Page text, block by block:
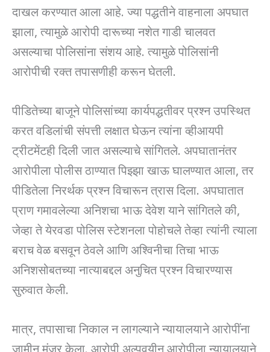
दाखल करण्यात आला आहे. ज्या पद्धतीने वाहनाला अपघात
झाला, त्यामुळे आरोपी दारूच्या नशेत गाडी चालवत
असल्याचा पोलिसांना संशय आहे. त्यामुळे पोलिसांनी
आरोपीची रक्त तपासणीही करून घेतली.
पीडितेच्या बाजूने पोलिसांच्या कार्यपद्धतीवर प्रश्न उपस्थित
करत वडिलांची संपत्ती लक्षात घेऊन त्यांना व्हीआयपी
ट्रीटमेंटही दिली जात असल्याचे सांगितले. अपघातानंतर
आरोपीला पोलीस ठाण्यात पिझ्झा खाऊ घालण्यात आला, तर
पीडितेला निरर्थक प्रश्न विचारून त्रास दिला. अपघातात
प्राण गमावलेल्या अनिशचा भाऊ देवेश याने सांगितले की,
जेव्हा ते येरवडा पोलिस स्टेशनला पोहोचले तेव्हा त्यांनी त्याला
बराच वेळ बसवून ठेवले आणि अश्विनीचा तिचा भाऊ
अनिशसोबतच्या नात्याबद्दल अनुचित प्रश्न विचारण्यास
सुरुवात केली.
मात्र, तपासाचा निकाल न लागल्याने न्यायालयाने आरोपींना
जामीन मंजूर केला. आरोपी अल्पवयीन आरोपीला न्यायालयाने